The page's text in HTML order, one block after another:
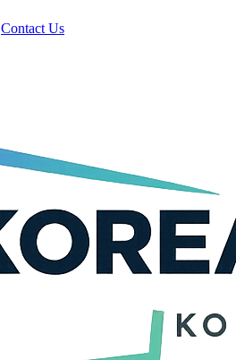
Contact Us